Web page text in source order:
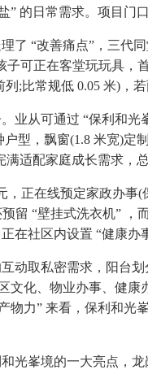
” 的日常需求。项目门
“改善痛点”，三代同
可正在客堂玩玩具，
;比常规低 0.05 米)，
从可通过 “保利和光
型，飘窗(1.8 米宽)
适配家庭成长需求，
正在线预定家政办事(
留 “壁挂式洗衣机”
在社区内设置 “健康办
取私密需求，阳台划
文化、物业办事、健
物力” 来看，保利和光
峯境的一大亮点，龙